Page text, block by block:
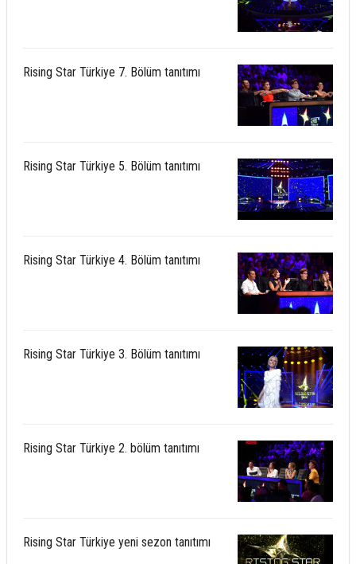
Rising Star Türkiye 7. Bölüm tanıtımı
Rising Star Türkiye 5. Bölüm tanıtımı
Rising Star Türkiye 4. Bölüm tanıtımı
Rising Star Türkiye 3. Bölüm tanıtımı
Rising Star Türkiye 2. bölüm tanıtımı
Rising Star Türkiye yeni sezon tanıtımı